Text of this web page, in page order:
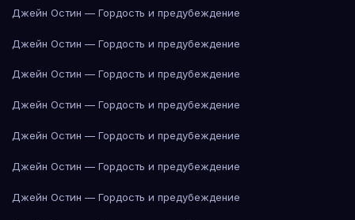
Джейн Остин — Гордость и предубеждение
Джейн Остин — Гордость и предубеждение
Джейн Остин — Гордость и предубеждение
Джейн Остин — Гордость и предубеждение
Джейн Остин — Гордость и предубеждение
Джейн Остин — Гордость и предубеждение
Джейн Остин — Гордость и предубеждение